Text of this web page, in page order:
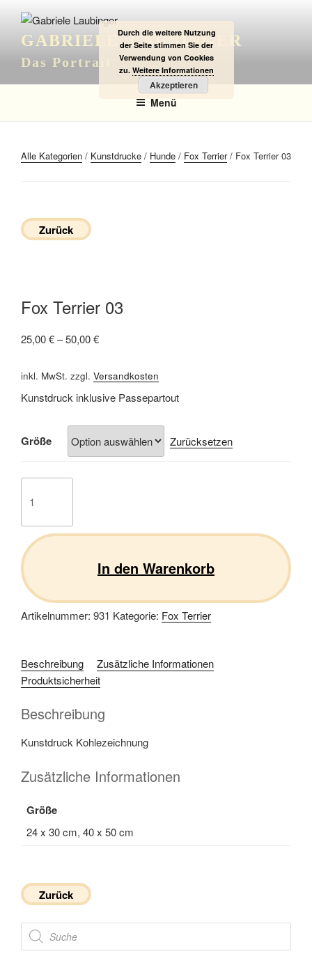
Inhalt
springenGABRIELE LAUBINGER
Das Portrait
Menü
Alle Kategorien / Kunstdrucke / Hunde / Fox Terrier/ Fox Terrier 03
Zurück
Fox Terrier 03
25,00€–50,00€
inkl. MwSt. zzgl. Versandkosten
Kunstdruck inklusive Passepartout
Größe Zurücksetzen
Terrier
Menge
In den Warenkorb
Artikelnummer: 931 Kategorie: Fox Terrier
Beschreibung
Zusätzliche Informationen
Produktsicherheit
Beschreibung
Kunstdruck Kohlezeichnung
Zusätzliche Informationen
Größe
24 x 30 cm, 40 x 50 cm
Zurück
Products
search
Durch die weitere Nutzung
der Seite stimmen Sie der
Verwendung von Cookies
zu. Weitere Informationen
Akzeptieren